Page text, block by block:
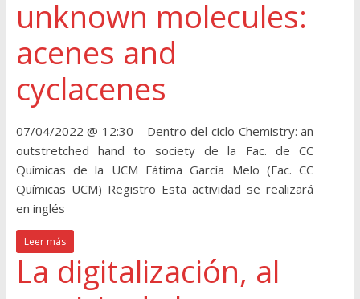
unknown molecules:
acenes and
cyclacenes
07/04/2022 @ 12:30 – Dentro del ciclo Chemistry: an
outstretched hand to society de la Fac. de CC
Químicas de la UCM Fátima García Melo (Fac. CC
Químicas UCM) Registro Esta actividad se realizará
en inglés
Leer más
La digitalización, al